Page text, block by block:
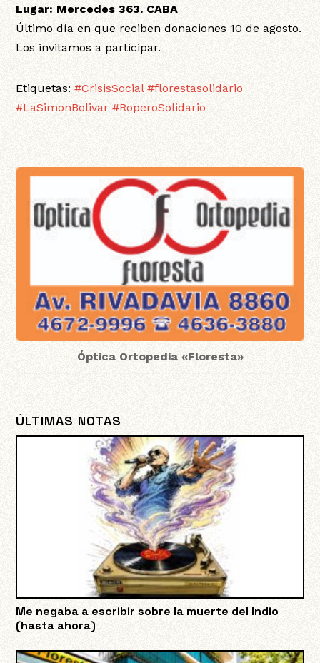
Lugar: Mercedes 363. CABA
Último día en que reciben donaciones 10 de agosto.
Los invitamos a participar.
Etiquetas:#CrisisSocial #florestasolidario
#LaSimonBolivar #RoperoSolidario
Óptica Ortopedia «Floresta»
ÚLTIMAS NOTAS
Me negaba a escribir sobre la muerte del Indio
(hasta ahora)